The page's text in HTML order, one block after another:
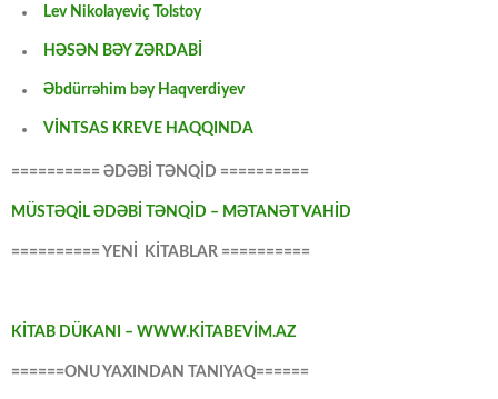
Lev Nikolayeviç Tolstoy
HƏSƏN BƏY ZƏRDABİ
Əbdürrəhim bəy Haqverdiyev
VİNTSAS KREVE HAQQINDA
========== ƏDƏBİ TƏNQİD ==========
MÜSTƏQİL ƏDƏBİ TƏNQİD – MƏTANƏT VAHİD
========== YENİ KİTABLAR ==========
KİTAB DÜKANI – WWW.KİTABEVİM.AZ
======ONU YAXINDAN TANIYAQ======